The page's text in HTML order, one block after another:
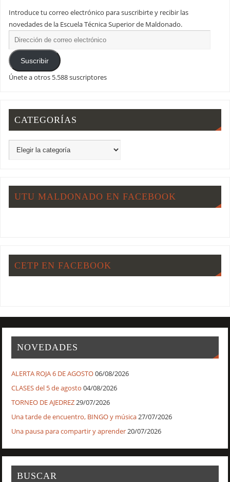
Introduce tu correo electrónico para suscribirte y recibir las
novedades de la Escuela Técnica Superior de Maldonado.
Suscribir
Únete a otros 5.588 suscriptores
CATEGORÍAS
UTU MALDONADO EN FACEBOOK
CETP EN FACEBOOK
NOVEDADES
ALERTA ROJA 6 DE AGOSTO06/08/2026
CLASES del 5 de agosto 04/08/2026
TORNEO DE AJEDREZ29/07/2026
Una tarde de encuentro, BINGO y música27/07/2026
Una pausa para compartir y aprender20/07/2026
BUSCAR